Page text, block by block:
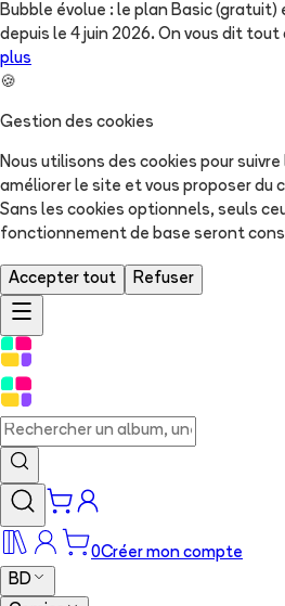
Bubble évolue : le plan Basic
depuis le 4 juin 2026. On vous dit
plus
🍪
Gestion des cookies
Nous utilisons des cookies pour
améliorer le site et vous proposer du
Sans les cookies optionnels, seuls
fonctionnement de base seront
Accepter tout Refuser
0Créer mon compte
BD